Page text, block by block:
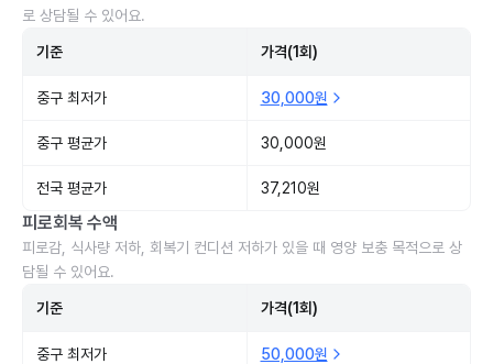
로 상담될 수 있어요.
기준 가격(1회)
중구 최저가 30,000원
중구 평균가 30,000원
전국 평균가 37,210원
피로회복 수액
피로감, 식사량 저하, 회복기 컨디션 저하가 있을 때 영양 보충 목적으로 상
담될 수 있어요.
기준 가격(1회)
중구 최저가 50,000원